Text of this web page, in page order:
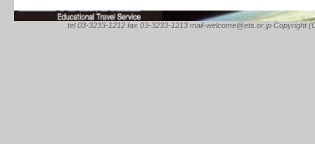
tel 03-3233-1212 fax 03-3233-1213 mail-welcome@ets.or.jp Copyright